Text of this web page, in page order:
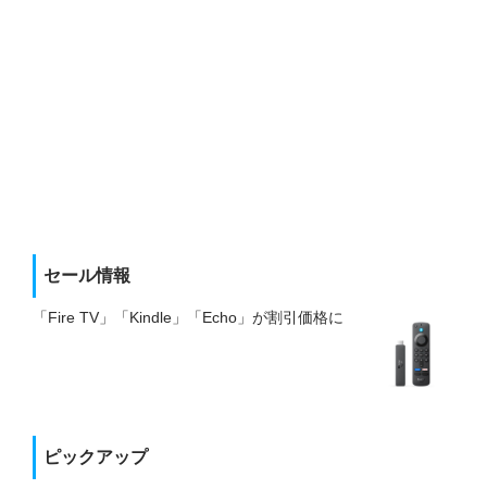
セール情報
「Fire TV」「Kindle」「Echo」が割引価格に
ピックアップ